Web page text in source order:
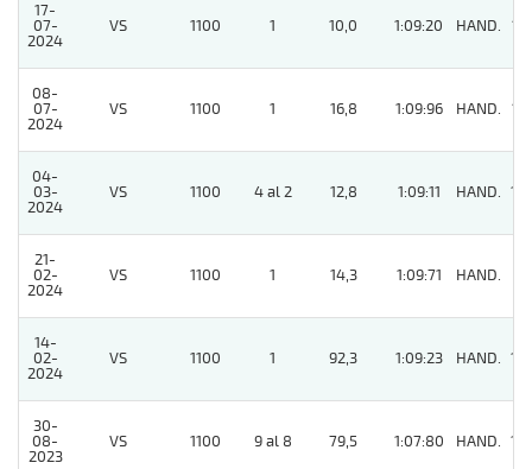
17-
07-
2024
VS 1100 1 10,0 1:09:20 HAND. 12
08-
07-
2024
VS 1100 1 16,8 1:09:96 HAND. 12
04-
03-
2024
VS 1100 4 al 2 12,8 1:09:11 HAND. 14
21-
02-
2024
VS 1100 1 14,3 1:09:71 HAND.
14-
02-
2024
VS 1100 1 92,3 1:09:23 HAND. 10
30-
08-
2023
VS 1100 9 al 8 79,5 1:07:80 HAND. 10